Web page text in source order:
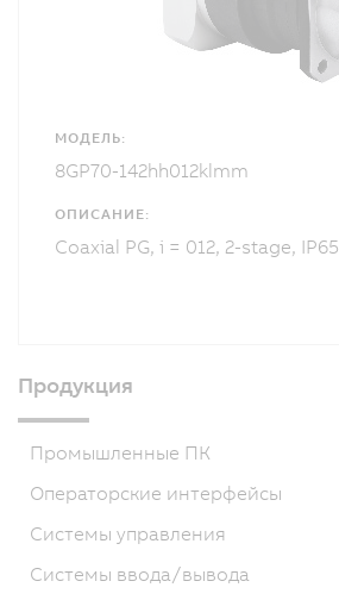
МОДЕЛЬ:
8GP70-142hh012klmm
ОПИСАНИЕ:
Coaxial PG, i = 012, 2-stage, IP65
Продукция
Промышленные ПК
Операторские интерфейсы
Системы управления
Системы ввода/вывода